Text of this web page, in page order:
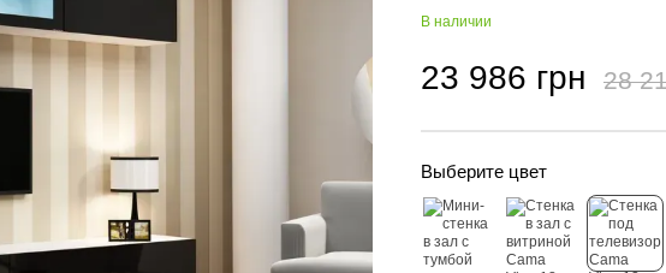
В наличии
23 986 грн 28
Выберите цвет